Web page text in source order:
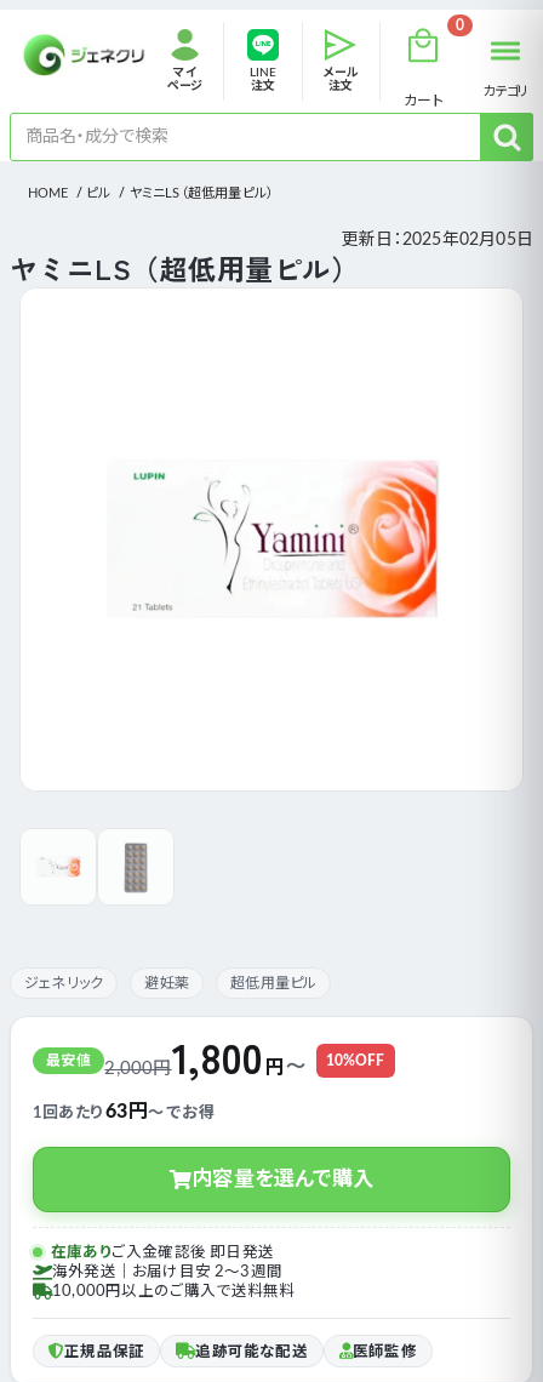
マイ
ページ
LINE
注文
メール
注文
カート
0
カテゴリ
HOME ピル ヤミニLS（超低用量ピル）
更新日： 2025年02月05日
ヤミニLS（超低用量ピル）
ジェネリック 避妊薬 超低用量ピル
最安値 2,000円1,800 円〜 10%OFF
1回あたり63円 〜 でお得
内容量を選んで購入
在庫ありご入金確認後 即日発送
海外発送｜お届け目安 2〜3週間
10,000円以上のご購入で送料無料
正規品保証 追跡可能な配送 医師監修